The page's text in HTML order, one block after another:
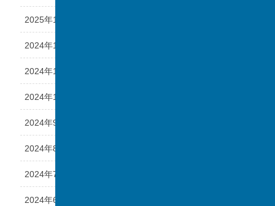
2025年1月
2024年12月
2024年11月
2024年10月
2024年9月
2024年8月
2024年7月
2024年6月